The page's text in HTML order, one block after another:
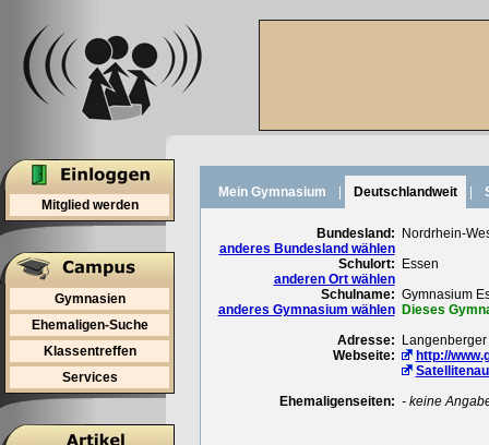
Mitglied werden
Gymnasien
Ehemaligen-Suche
Klassentreffen
Services
Mein Gymnasium Deutschlandweit
Bundesland:
anderes Bundesland wählen
Nordrhein-
Schulort:
anderen Ort wählen
Essen
Schulname:
anderes Gymnasium wählen
Gymnasium
Dieses
Adresse:
Webseite:
http://
Ehemaligenseiten: - keine